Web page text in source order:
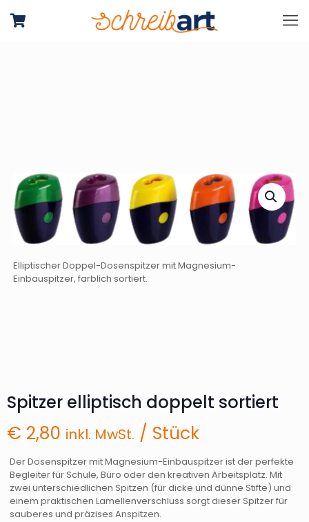
Elliptischer Doppel-Dosenspitzer mit Magnesium-
Einbauspitzer, farblich sortiert.
Spitzer elliptisch doppelt sortiert
€ 2,80 inkl. MwSt. / Stück
Der Dosenspitzer mit Magnesium-Einbauspitzer ist der perfekte
Begleiter für Schule, Büro oder den kreativen Arbeitsplatz. Mit
zwei unterschiedlichen Spitzen (für dicke und dünne Stifte) und
einem praktischen Lamellenverschluss sorgt dieser Spitzer für
sauberes und präzises Anspitzen.